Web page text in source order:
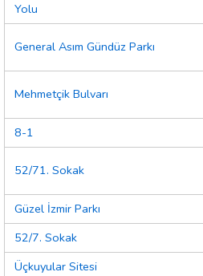
Yolu
General Asım Gündüz Parkı
Mehmetçik Bulvarı
8-1
52/71. Sokak
Güzel İzmir Parkı
52/7. Sokak
Üçkuyular Sitesi